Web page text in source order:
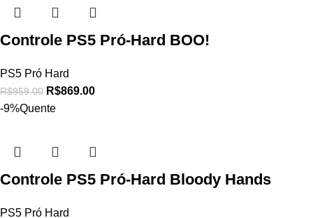
Controle PS5 Pró-Hard BOO!
PS5 Pró Hard
R$959.00 R$869.00
-9%Quente
Controle PS5 Pró-Hard Bloody Hands
PS5 Pró Hard